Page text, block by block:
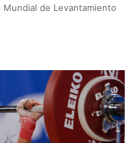
de Levantamiento